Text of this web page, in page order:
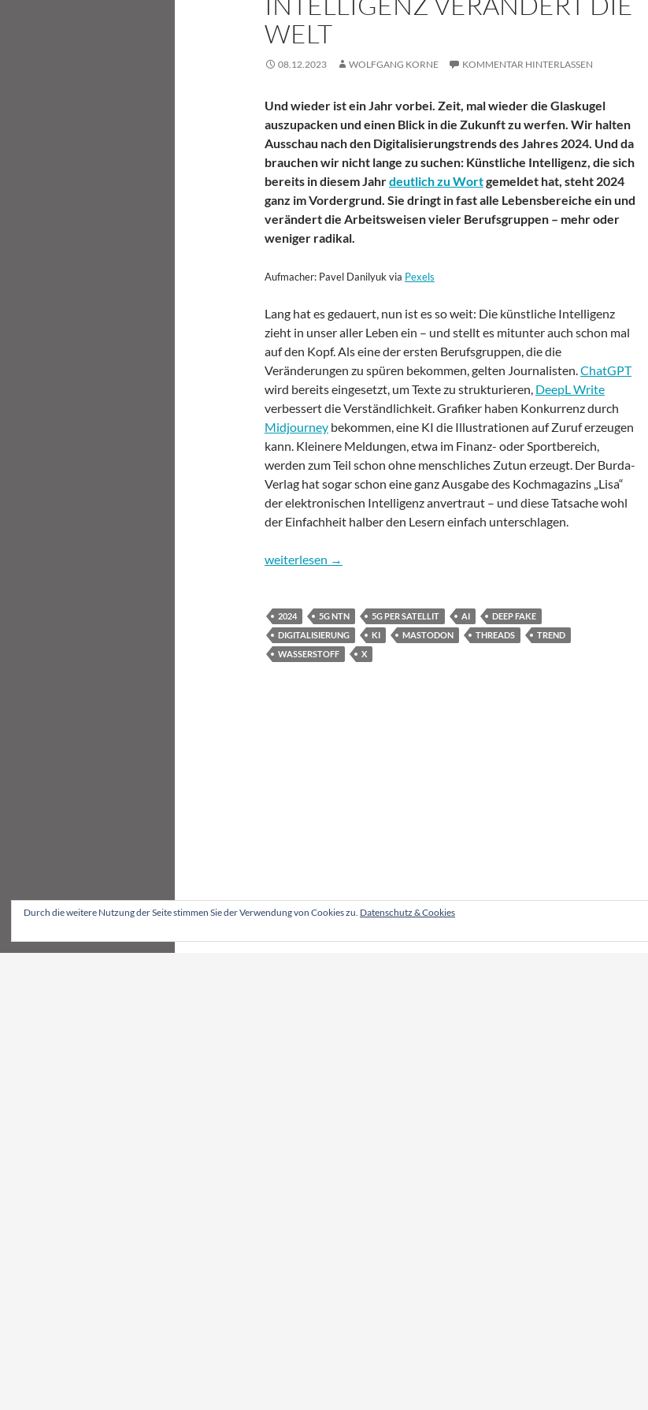
WELT
08.12.2023 WOLFGANG KORNE KOMMENTAR HINTERLASSEN
Und wieder ist ein Jahr vorbei. Zeit, mal wieder die Glaskugel
auszupacken und einen Blick in die Zukunft zu werfen. Wir halten
Ausschau nach den Digitalisierungstrends des Jahres 2024. Und da
brauchen wir nicht lange zu suchen: Künstliche Intelligenz, die sich
bereits in diesem Jahrdeutlich zu Wortgemeldet hat, steht 2024
ganz im Vordergrund. Sie dringt in fast alle Lebensbereiche ein und
verändert die Arbeitsweisen vieler Berufsgruppen – mehr oder
weniger radikal.
Aufmacher: Pavel Danilyuk via Pexels
Lang hat es gedauert, nun ist es so weit: Die künstliche Intelligenz
zieht in unser aller Leben ein – und stellt es mitunter auch schon mal
auf den Kopf. Als eine der ersten Berufsgruppen, die die
Veränderungen zu spüren bekommen, gelten Journalisten.ChatGPT
wird bereits eingesetzt, um Texte zu strukturieren, DeepL Write
verbessert die Verständlichkeit. Grafiker haben Konkurrenz durch
Midjourney bekommen, eine KI die Illustrationen auf Zuruf erzeugen
kann. Kleinere Meldungen, etwa im Finanz- oder Sportbereich,
werden zum Teil schon ohne menschliches Zutun erzeugt. Der Burda-
Verlag hat sogar schon eine ganz Ausgabe des Kochmagazins „Lisa“
der elektronischen Intelligenz anvertraut – und diese Tatsache wohl
der Einfachheit halber den Lesern einfach unterschlagen.
Digitalisierungstrends 2024: Künstliche Intelligenz verändert die Welt
weiterlesen →
2024 5G NTN 5G PER SATELLIT AI
DEEP FAKE
DIGITALISIERUNG
KI MASTODON THREADS
TREND
WASSERSTOFF
X
Durch die weitere Nutzung der Seite stimmen Sie der Verwendung von Cookies zu. Datenschutz & Cookies